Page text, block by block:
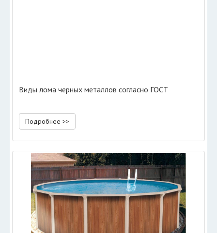
Виды лома черных металлов согласно ГОСТ
Подробнее >>